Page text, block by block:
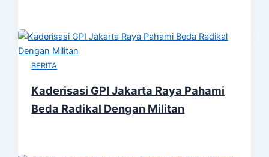
BERITA
Kaderisasi GPI Jakarta Raya Pahami
Beda Radikal Dengan Militan